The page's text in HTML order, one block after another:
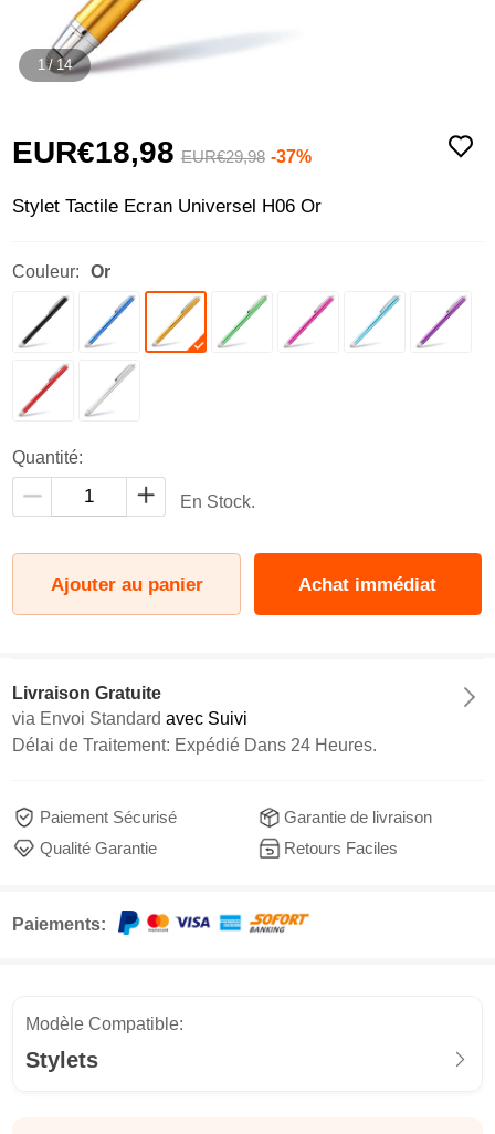
1 / 14
EUR€18,98 EUR€29,98 -37%
Stylet Tactile Ecran Universel H06 Or
Couleur: Or
Quantité:
En Stock.
Ajouter au panier Achat immédiat
Livraison Gratuite
via Envoi Standard avec Suivi
Délai de Traitement: Expédié Dans 24 Heures.
Paiement Sécurisé
Garantie de livraison
Qualité Garantie
Retours Faciles
Paiements:
Modèle Compatible:
Stylets